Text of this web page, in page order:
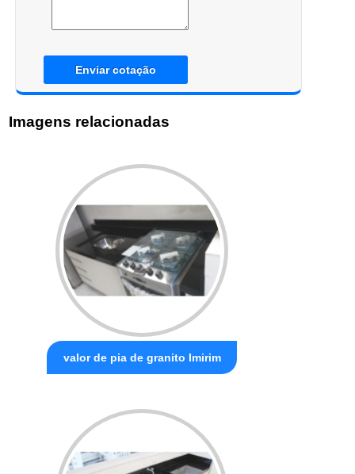
Enviar cotação
Imagens relacionadas
valor de pia de granito Imirim